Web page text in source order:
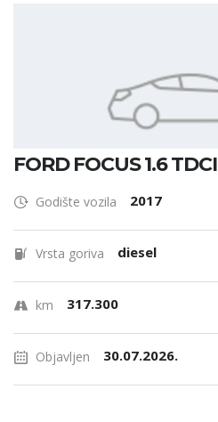
FORD FOCUS 1.6 TDCI
Godište vozila 2017
Vrsta goriva diesel
km 317.300
Objavljen 30.07.2026.